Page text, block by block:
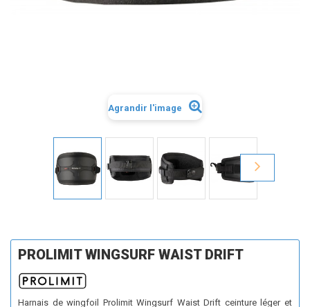
Agrandir l'image
PROLIMIT WINGSURF WAIST DRIFT
Harnais de wingfoil Prolimit Wingsurf Waist Drift ceinture léger et